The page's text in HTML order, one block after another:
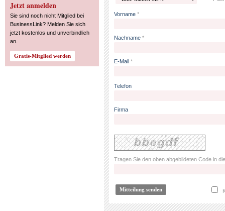
Jetzt anmelden
Sie sind noch nicht Mitglied bei
BusinessLink? Melden Sie sich
jetzt kostenlos und unverbindlich
an.
Vorname *
Nachname *
E-Mail *
Telefon
Firma
Tragen Sie den oben abgebildeten Code in